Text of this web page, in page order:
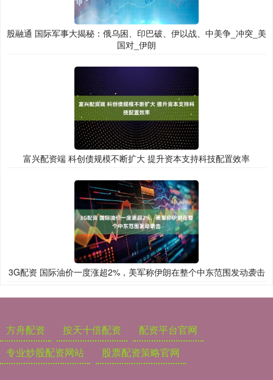
股融通 国际军事大揭秘：俄乌困、印巴破、伊以战、中美争_冲突_美
国对_伊朗
富兴配资端 科创债规模不断扩大 提升资本支持科技配置效率
3G配资 国际油价一度涨超2%，美军称伊朗在整个中东范围发动袭击
方舟配资 按天十倍配资
配资平台官网
专业炒股配资网站
股票配资策略官网